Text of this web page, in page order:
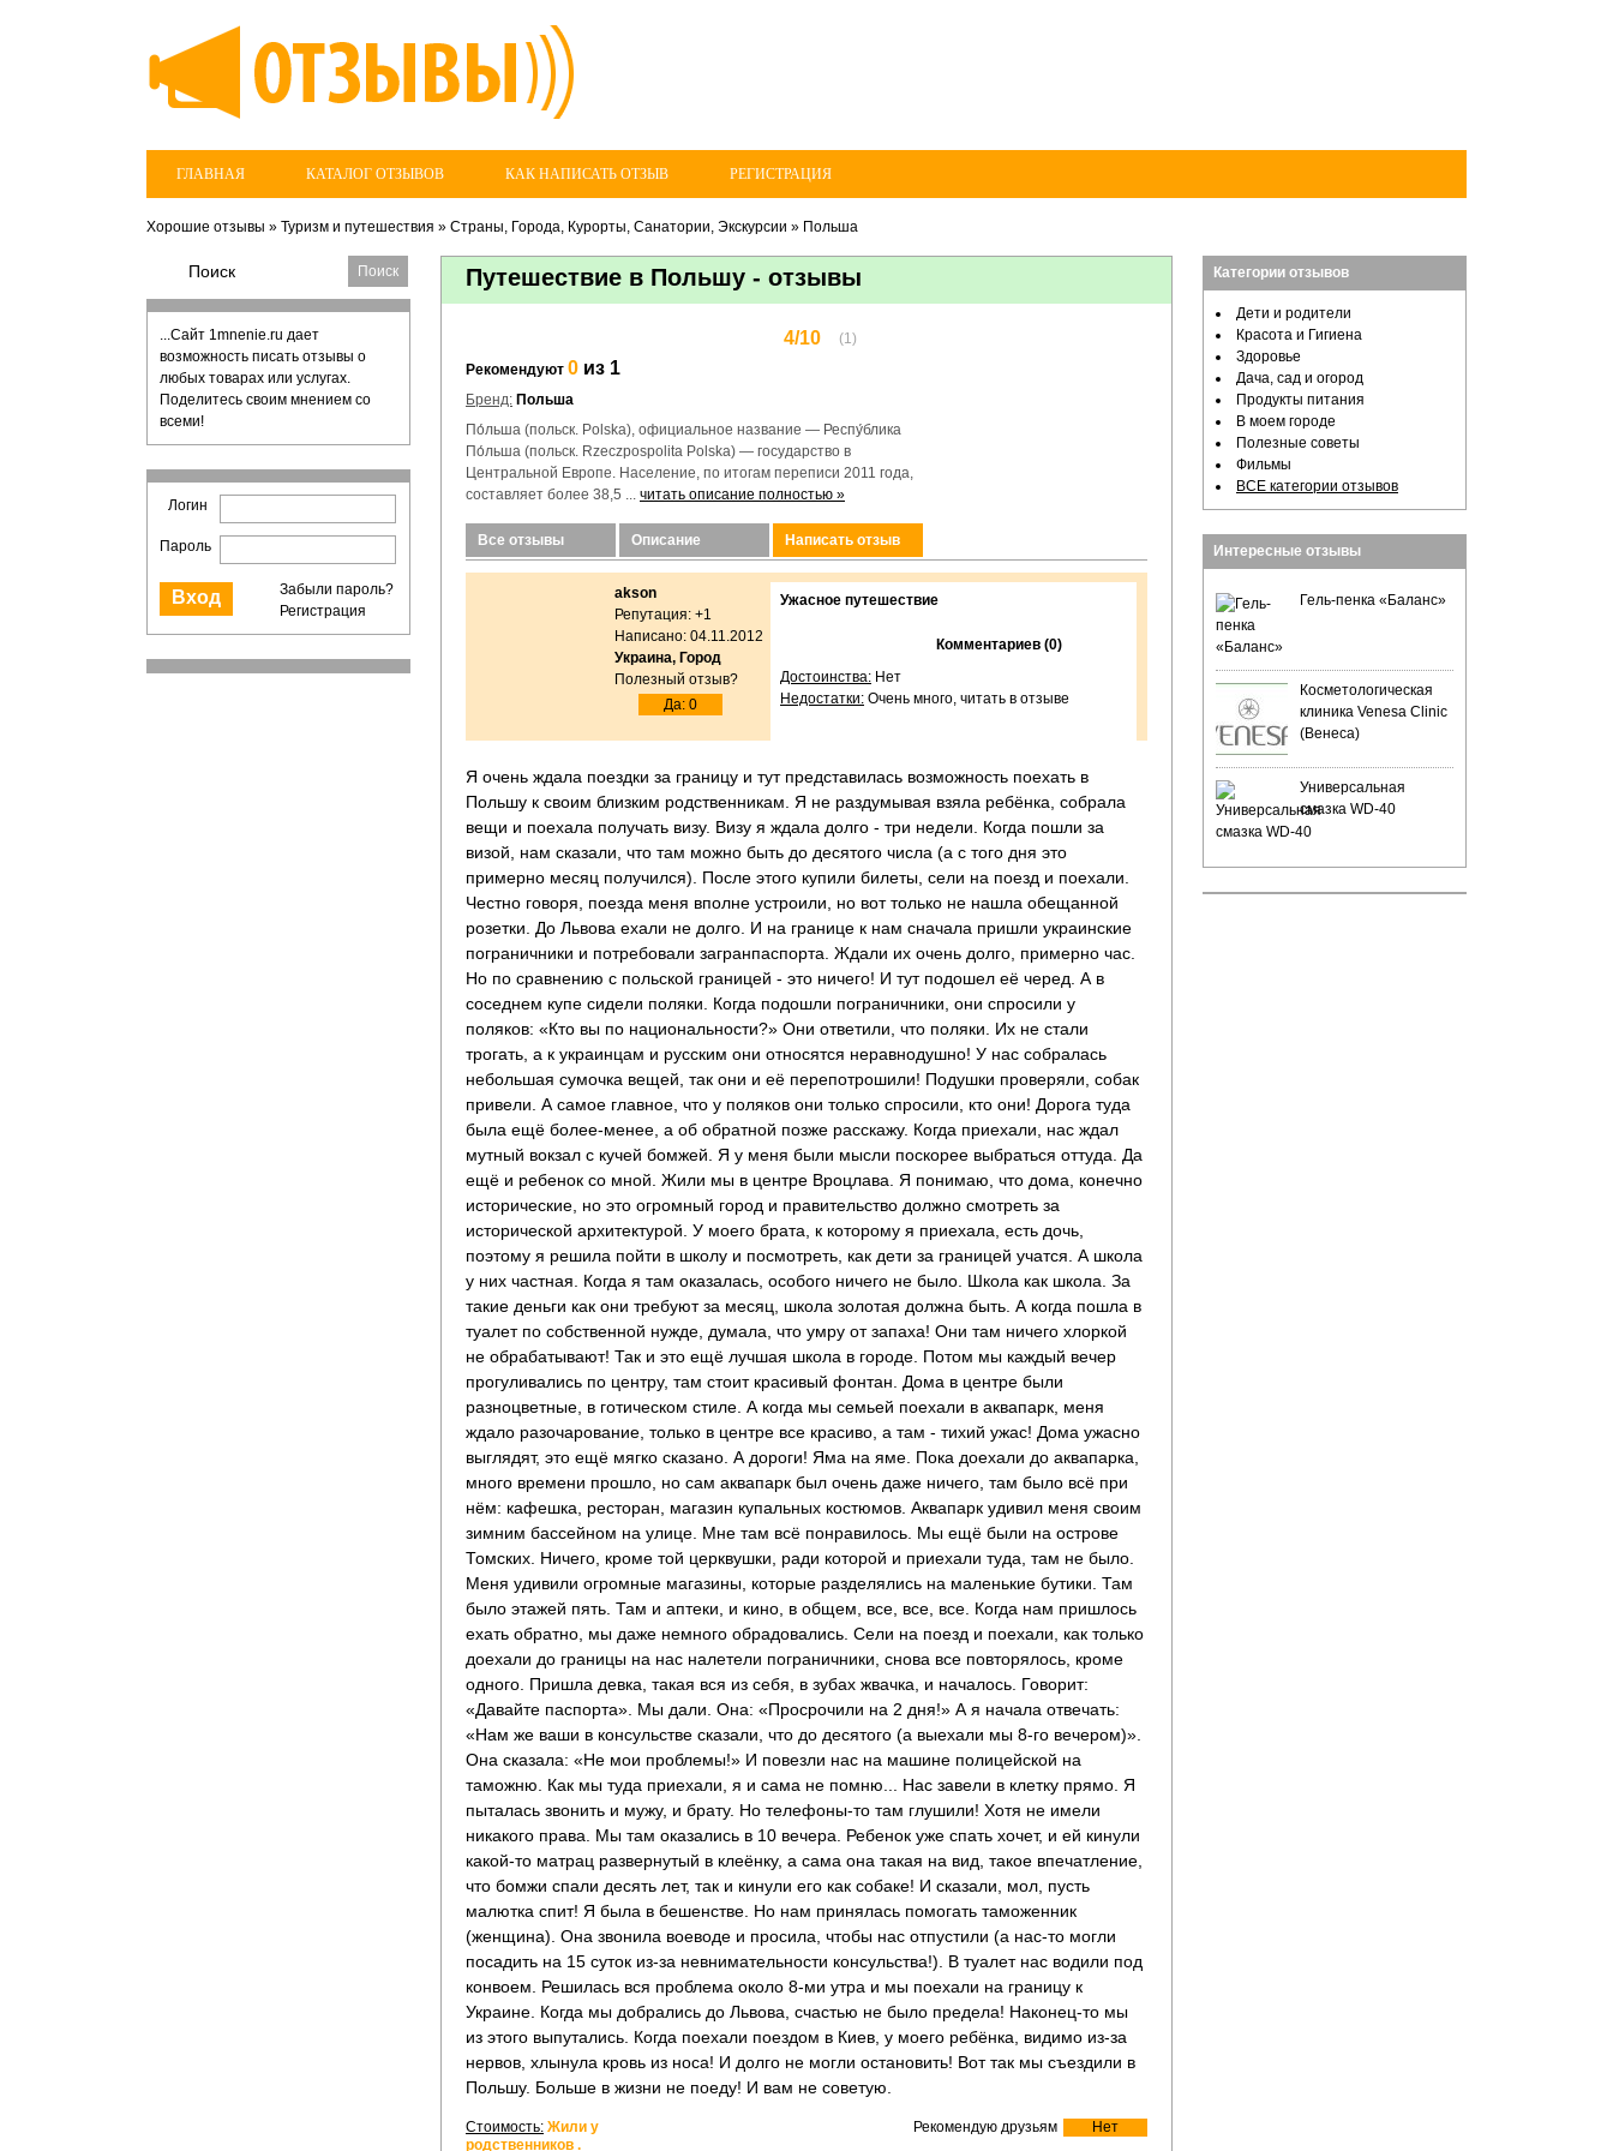
ГЛАВНАЯ КАТАЛОГ ОТЗЫВОВ КАК НАПИСАТЬ ОТЗЫВ РЕГИСТРАЦИЯ
Хорошие отзывы » Туризм и путешествия » Страны, Города, Курорты, Санатории, Экскурсии » Польша
...Сайт 1mnenie.ru дает
возможность писать отзывы о
любых товарах или услугах.
Поделитесь своим мнением со
всеми!
Логин
Пароль
Забыли пароль?
Регистрация
Путешествие в Польшу - отзывы
4/10
(1)
Рекомендуют 0 из 1
Бренд: Польша
По́льша (польск. Polska), официальное название — Респу́блика
По́льша (польск. Rzeczpospolita Polska) — государство в
Центральной Европе. Население, по итогам переписи 2011 года,
составляет более 38,5 ... читать описание полностью »
Все отзывы Описание Написать отзыв
akson
Репутация: +1
Написано: 04.11.2012
Украина, Город
Полезный отзыв?
Да: 0
Ужасное путешествие
Комментариев (0)
Достоинства: Нет
Недостатки: Очень много, читать в отзыве
Я очень ждала поездки за границу и тут представилась возможность поехать в
Польшу к своим близким родственникам. Я не раздумывая взяла ребёнка, собрала
вещи и поехала получать визу. Визу я ждала долго - три недели. Когда пошли за
визой, нам сказали, что там можно быть до десятого числа (а с того дня это
примерно месяц получился). После этого купили билеты, сели на поезд и поехали.
Честно говоря, поезда меня вполне устроили, но вот только не нашла обещанной
розетки. До Львова ехали не долго. И на границе к нам сначала пришли украинские
пограничники и потребовали загранпаспорта. Ждали их очень долго, примерно час.
Но по сравнению с польской границей - это ничего! И тут подошел её черед. А в
соседнем купе сидели поляки. Когда подошли пограничники, они спросили у
поляков: «Кто вы по национальности?» Они ответили, что поляки. Их не стали
трогать, а к украинцам и русским они относятся неравнодушно! У нас собралась
небольшая сумочка вещей, так они и её перепотрошили! Подушки проверяли, собак
привели. А самое главное, что у поляков они только спросили, кто они! Дорога туда
была ещё более-менее, а об обратной позже расскажу. Когда приехали, нас ждал
мутный вокзал с кучей бомжей. Я у меня были мысли поскорее выбраться оттуда. Да
ещё и ребенок со мной. Жили мы в центре Вроцлава. Я понимаю, что дома, конечно
исторические, но это огромный город и правительство должно смотреть за
исторической архитектурой. У моего брата, к которому я приехала, есть дочь,
поэтому я решила пойти в школу и посмотреть, как дети за границей учатся. А школа
у них частная. Когда я там оказалась, особого ничего не было. Школа как школа. За
такие деньги как они требуют за месяц, школа золотая должна быть. А когда пошла в
туалет по собственной нужде, думала, что умру от запаха! Они там ничего хлоркой
не обрабатывают! Так и это ещё лучшая школа в городе. Потом мы каждый вечер
прогуливались по центру, там стоит красивый фонтан. Дома в центре были
разноцветные, в готическом стиле. А когда мы семьей поехали в аквапарк, меня
ждало разочарование, только в центре все красиво, а там - тихий ужас! Дома ужасно
выглядят, это ещё мягко сказано. А дороги! Яма на яме. Пока доехали до аквапарка,
много времени прошло, но сам аквапарк был очень даже ничего, там было всё при
нём: кафешка, ресторан, магазин купальных костюмов. Аквапарк удивил меня своим
зимним бассейном на улице. Мне там всё понравилось. Мы ещё были на острове
Томских. Ничего, кроме той церквушки, ради которой и приехали туда, там не было.
Меня удивили огромные магазины, которые разделялись на маленькие бутики. Там
было этажей пять. Там и аптеки, и кино, в общем, все, все, все. Когда нам пришлось
ехать обратно, мы даже немного обрадовались. Сели на поезд и поехали, как только
доехали до границы на нас налетели пограничники, снова все повторялось, кроме
одного. Пришла девка, такая вся из себя, в зубах жвачка, и началось. Говорит:
«Давайте паспорта». Мы дали. Она: «Просрочили на 2 дня!» А я начала отвечать:
«Нам же ваши в консульстве сказали, что до десятого (а выехали мы 8-го вечером)».
Она сказала: «Не мои проблемы!» И повезли нас на машине полицейской на
таможню. Как мы туда приехали, я и сама не помню... Нас завели в клетку прямо. Я
пыталась звонить и мужу, и брату. Но телефоны-то там глушили! Хотя не имели
никакого права. Мы там оказались в 10 вечера. Ребенок уже спать хочет, и ей кинули
какой-то матрац развернутый в клеёнку, а сама она такая на вид, такое впечатление,
что бомжи спали десять лет, так и кинули его как собаке! И сказали, мол, пусть
малютка спит! Я была в бешенстве. Но нам принялась помогать таможенник
(женщина). Она звонила воеводе и просила, чтобы нас отпустили (а нас-то могли
посадить на 15 суток из-за невнимательности консульства!). В туалет нас водили под
конвоем. Решилась вся проблема около 8-ми утра и мы поехали на границу к
Украине. Когда мы добрались до Львова, счастью не было предела! Наконец-то мы
из этого выпутались. Когда поехали поездом в Киев, у моего ребёнка, видимо из-за
нервов, хлынула кровь из носа! И долго не могли остановить! Вот так мы съездили в
Польшу. Больше в жизни не поеду! И вам не советую.
Стоимость: Жили у
родственников .
Рекомендую друзьям Нет
Категории отзывов
Дети и родители
Красота и Гигиена
Здоровье
Дача, сад и огород
Продукты питания
В моем городе
Полезные советы
Фильмы
ВСЕ категории отзывов
Интересные отзывы
Гель-пенка «Баланс»
Косметологическая
клиника Venesa Clinic
(Венеса)
Универсальная
смазка WD-40